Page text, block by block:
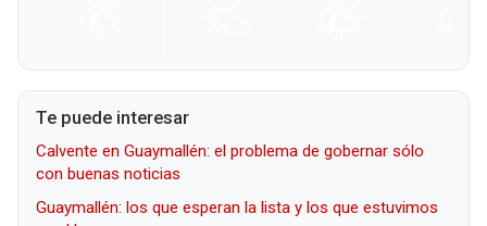
Te puede interesar
Calvente en Guaymallén: el problema de gobernar sólo
con buenas noticias
Guaymallén: los que esperan la lista y los que estuvimos